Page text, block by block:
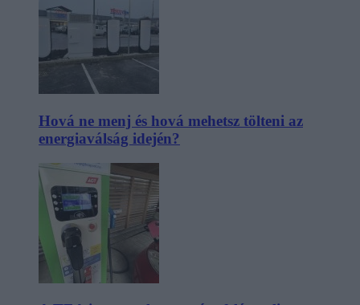
Hová ne menj és hová mehetsz tölteni az
energiaválság idején?